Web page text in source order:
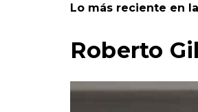
Lo más reciente en
Roberto